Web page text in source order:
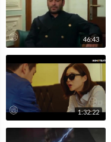
46:43
1:32:22